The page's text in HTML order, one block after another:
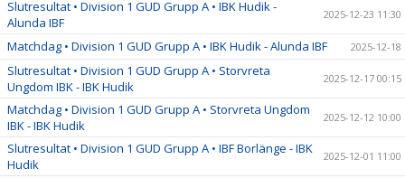
Slutresultat • Division 1 GUD Grupp A • IBK Hudik -
Alunda IBF
2025-12-23 11:30
Matchdag • Division 1 GUD Grupp A • IBK Hudik - Alunda IBF 2025-12-18
Slutresultat • Division 1 GUD Grupp A • Storvreta
Ungdom IBK - IBK Hudik
2025-12-17 00:15
Matchdag • Division 1 GUD Grupp A • Storvreta Ungdom
IBK - IBK Hudik
2025-12-12 10:00
Slutresultat • Division 1 GUD Grupp A • IBF Borlänge - IBK
Hudik
2025-12-01 11:00